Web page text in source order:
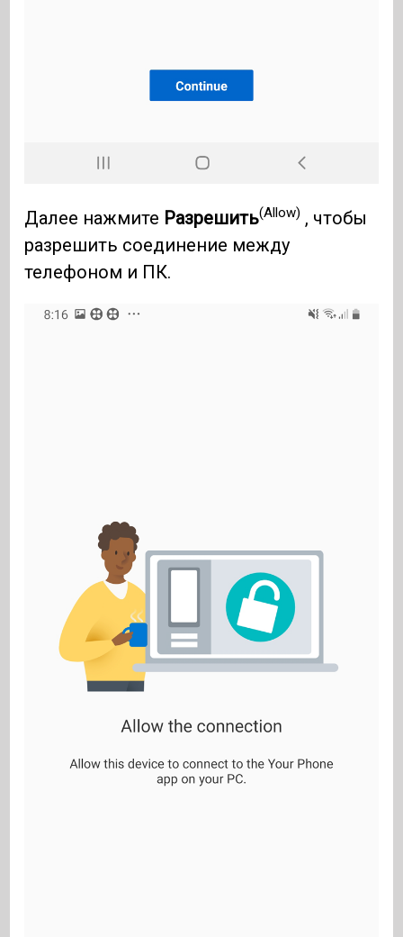
Далее нажмите Разрешить(Allow) , чтобы
разрешить соединение между
телефоном и ПК.